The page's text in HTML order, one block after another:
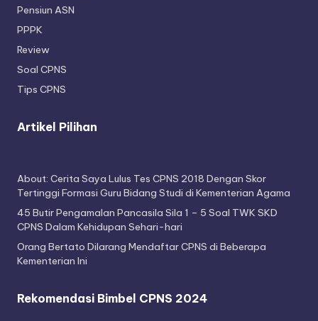
Pensiun ASN
PPPK
Review
Soal CPNS
Tips CPNS
Artikel Pilihan
About: Cerita Saya Lulus Tes CPNS 2018 Dengan Skor
Tertinggi Formasi Guru Bidang Studi di Kementerian Agama
45 Butir Pengamalan Pancasila Sila 1 – 5 Soal TWK SKD
CPNS Dalam Kehidupan Sehari-hari
Orang Bertato Dilarang Mendaftar CPNS di Beberapa
Kementerian Ini
Rekomendasi Bimbel CPNS 2024